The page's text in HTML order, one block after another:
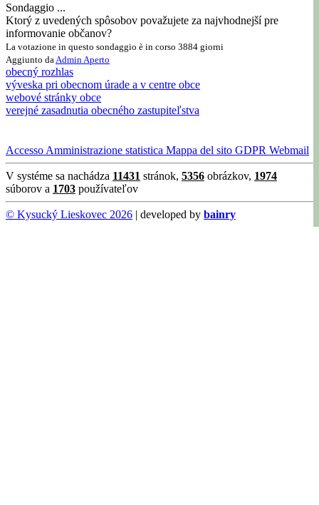
Sondaggio ...
Ktorý z uvedených spôsobov považujete za najvhodnejší pre
informovanie občanov?
La votazione in questo sondaggio è in corso 3884 giorni
Aggiunto da Admin Aperto
obecný rozhlas
výveska pri obecnom úrade a v centre obce
webové stránky obce
verejné zasadnutia obecného zastupiteľstva
Accesso Amministrazione statistica Mappa del sito GDPR Webmail
V systéme sa nachádza 11431 stránok, 5356 obrázkov, 1974
súborov a 1703 používateľov
© Kysucký Lieskovec 2026 | developed by bainry